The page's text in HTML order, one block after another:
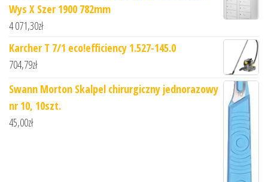
Wys X Szer 1900 782mm
4 071,30zł
Karcher T 7/1 eco!efficiency 1.527-145.0
704,79zł
Swann Morton Skalpel chirurgiczny jednorazowy
nr 10, 10szt.
45,00zł